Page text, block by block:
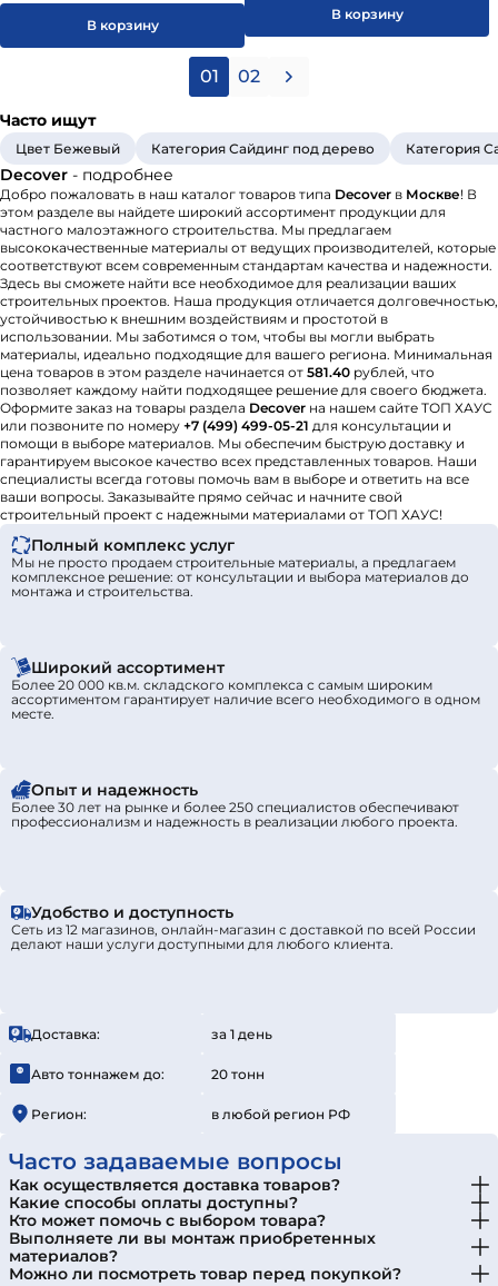
В корзину
В корзину
01 02
Часто ищут
Цвет Бежевый Категория Сайдинг под дерево Категория
Decover - подробнее
Добро пожаловать в наш каталог товаров типа Decover в Москве! В
этом разделе вы найдете широкий ассортимент продукции для
частного малоэтажного строительства. Мы предлагаем
высококачественные материалы от ведущих производителей, которые
соответствуют всем современным стандартам качества и надежности.
Здесь вы сможете найти все необходимое для реализации ваших
строительных проектов. Наша продукция отличается долговечностью,
устойчивостью к внешним воздействиям и простотой в
использовании. Мы заботимся о том, чтобы вы могли выбрать
материалы, идеально подходящие для вашего региона. Минимальная
цена товаров в этом разделе начинается от 581.40 рублей, что
позволяет каждому найти подходящее решение для своего бюджета.
Оформите заказ на товары раздела Decover на нашем сайте ТОП ХАУС
или позвоните по номеру +7 (499) 499-05-21 для консультации и
помощи в выборе материалов. Мы обеспечим быструю доставку и
гарантируем высокое качество всех представленных товаров. Наши
специалисты всегда готовы помочь вам в выборе и ответить на все
ваши вопросы. Заказывайте прямо сейчас и начните свой
строительный проект с надежными материалами от ТОП ХАУС!
Полный комплекс услуг
Мы не просто продаем строительные материалы, а предлагаем
комплексное решение: от консультации и выбора материалов до
монтажа и строительства.
Широкий ассортимент
Более 20 000 кв.м. складского комплекса с самым широким
ассортиментом гарантирует наличие всего необходимого в одном
месте.
Опыт и надежность
Более 30 лет на рынке и более 250 специалистов обеспечивают
профессионализм и надежность в реализации любого проекта.
Удобство и доступность
Сеть из 12 магазинов, онлайн-магазин с доставкой по всей России
делают наши услуги доступными для любого клиента.
Доставка: за 1 день
Авто тоннажем до: 20 тонн
Регион: в любой регион РФ
Часто задаваемые вопросы
Как осуществляется доставка товаров?
Какие способы оплаты доступны?
Кто может помочь с выбором товара?
Выполняете ли вы монтаж приобретенных
материалов?
Можно ли посмотреть товар перед покупкой?